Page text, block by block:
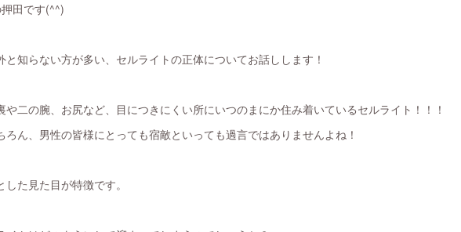
田です(^^)
と知らない方が多い、セルライトの正体についてお話しします！
や二の腕、お尻など、目につきにくい所にいつのまにか住み着いているセルライト！！！
ろん、男性の皆様にとっても宿敵といっても過言ではありませんよね！
した見た目が特徴です。